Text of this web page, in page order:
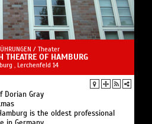
/ Theater
THEATRE OF HAMBURG
, Lerchenfeld 14
Dorian Gray
is the oldest professional